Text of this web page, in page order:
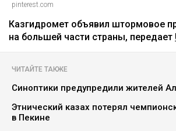
pinterest.com
Казгидромет объявил штормовое
на большей части страны, передает
ЧИТАЙТЕ ТАКЖЕ
Синоптики предупредили жителей
Этнический казах потерял
в Пекине